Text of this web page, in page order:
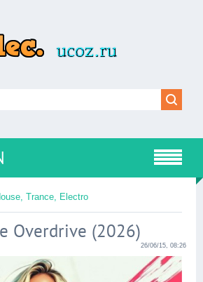
Trance, Electro
Overdrive (2026)
26/06/15, 08:26